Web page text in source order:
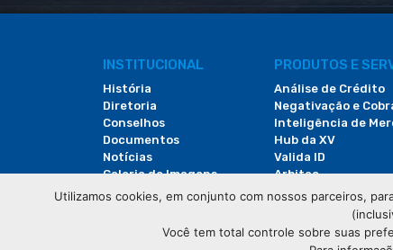
INSTITUCIONAL
História
Diretoria
Conselhos
Documentos
Notícias
Galeria de Imagens
Revista do Comércio
PRODUTOS E
Análise de Crédito
Negativação e
Inteligência de
Hub da XV
Valida ID
Arbitac
Locação de Espaços
Utilizamos cookies, em conjunto com nossos parceiros,
Você tem total controle sobre suas